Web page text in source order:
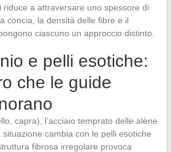
riduce a attraversare uno spessore di
concia, la densità delle fibre e il
ciascuno un approccio distinto.
e pelli esotiche:
che le guide
capra), l’acciaio temprato delle alène
cambia con le pelli esotiche
fibrosa irregolare provoca